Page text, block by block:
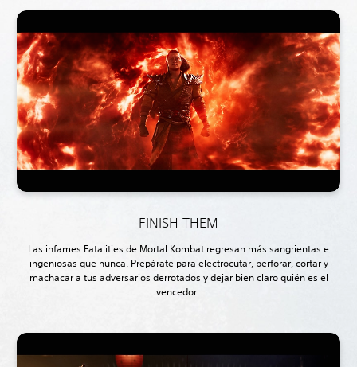
FINISH THEM
Las infames Fatalities de Mortal Kombat regresan más sangrientas e
ingeniosas que nunca. Prepárate para electrocutar, perforar, cortar y
machacar a tus adversarios derrotados y dejar bien claro quién es el
vencedor.